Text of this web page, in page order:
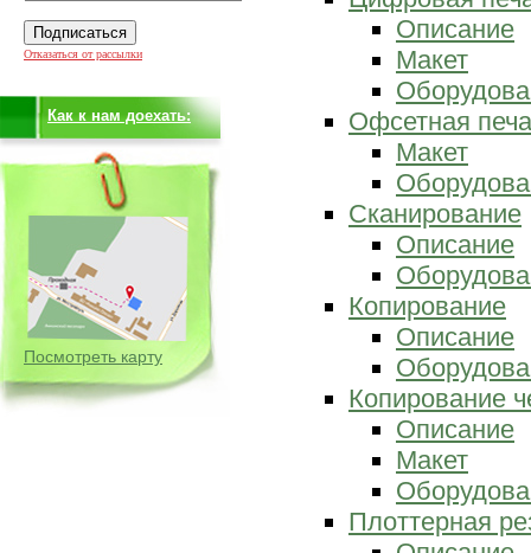
Отказаться от рассылки
Как к нам доехать:
Посмотреть карту
Описание
Макет
Офсетная
Макет
Сканирование
Описание
Копирование
Описание
Копирование
Описание
Макет
Плоттерная